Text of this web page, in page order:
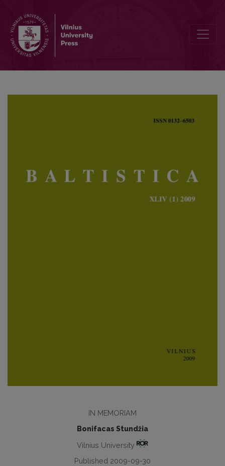
IN MEMORIAM
Bonifacas Stundžia
Vilnius University
Published 2009-09-30